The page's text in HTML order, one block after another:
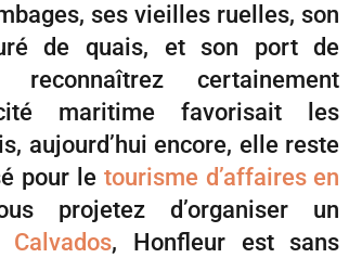
ses vieilles ruelles, son
de quais, et son port de
certainement
maritime favorisait les
aujourd’hui encore, elle reste
pour le tourisme d’affaires en
projetez d’organiser un
, Honfleur est sans